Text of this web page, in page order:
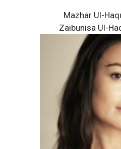
Mazhar Ul-
Zaibunisa Ul-